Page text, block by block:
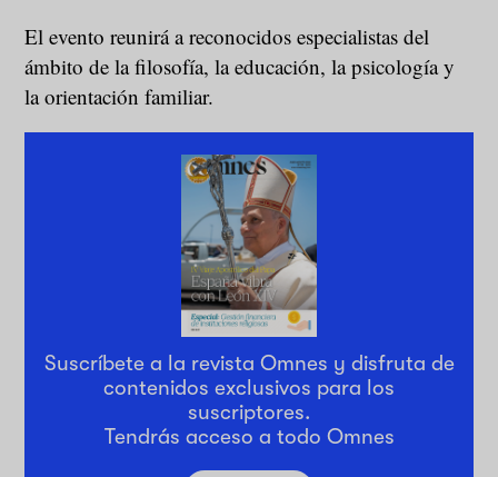
El evento reunirá a reconocidos especialistas del
ámbito de la filosofía, la educación, la psicología y
la orientación familiar.
Suscríbete a la revista Omnes y disfruta de
contenidos exclusivos para los
suscriptores.
Tendrás acceso a todo Omnes